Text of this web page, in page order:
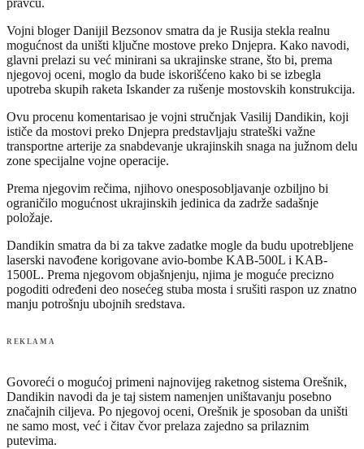
Vojni bloger Danijil Bezsonov smatra da je Rusija stekla realnu
mogućnost da uništi ključne mostove preko Dnjepra. Kako navodi,
glavni prelazi su već minirani sa ukrajinske strane, što bi, prema
njegovoj oceni, moglo da bude iskorišćeno kako bi se izbegla
upotreba skupih raketa Iskander za rušenje mostovskih konstrukcija.
Ovu procenu komentarisao je vojni stručnjak Vasilij Dandikin, koji
ističe da mostovi preko Dnjepra predstavljaju strateški važne
transportne arterije za snabdevanje ukrajinskih snaga na južnom delu
zone specijalne vojne operacije.
Prema njegovim rečima, njihovo onesposobljavanje ozbiljno bi
ograničilo mogućnost ukrajinskih jedinica da zadrže sadašnje
položaje.
Dandikin smatra da bi za takve zadatke mogle da budu upotrebljene
laserski navođene korigovane avio-bombe KAB-500L i KAB-
1500L. Prema njegovom objašnjenju, njima je moguće precizno
pogoditi određeni deo nosećeg stuba mosta i srušiti raspon uz znatno
manju potrošnju ubojnih sredstava.
REKLAMA
Govoreći o mogućoj primeni najnovijeg raketnog sistema Orešnik,
Dandikin navodi da je taj sistem namenjen uništavanju posebno
značajnih ciljeva. Po njegovoj oceni, Orešnik je sposoban da uništi
ne samo most, već i čitav čvor prelaza zajedno sa prilaznim
putevima.